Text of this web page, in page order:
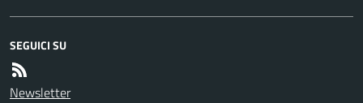
SEGUICI SU
Newsletter